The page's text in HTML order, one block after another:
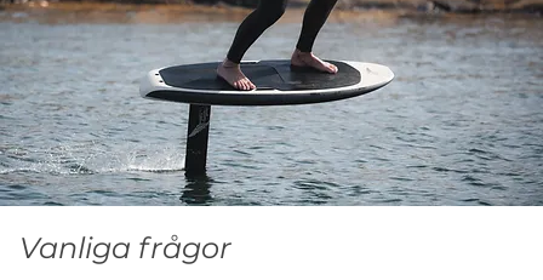
Vanliga frågor